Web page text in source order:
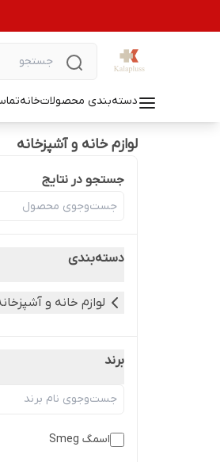
دسته‌بندی محصولاتخانه
لوازم خانه و آشپزخانه
جستجو در نتایج
دسته‌بندی
لوازم خانه و
برند
اسمگ Smeg